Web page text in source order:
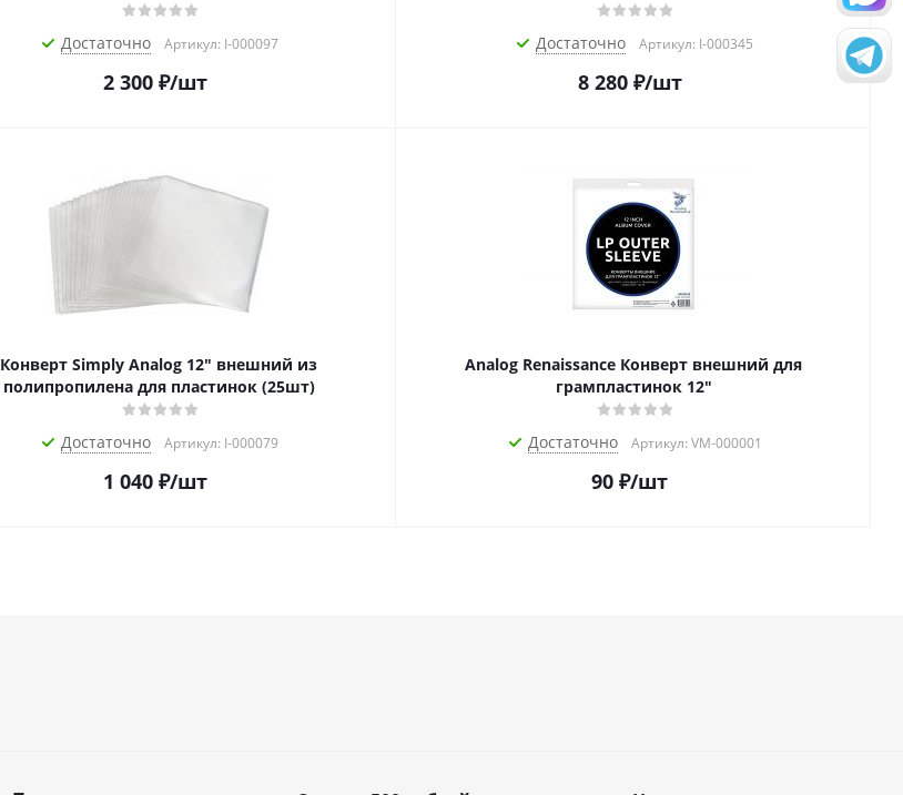
Достаточно Артикул: I-000097
2 300₽/шт
Достаточно Артикул: I-000345
8 280₽/шт
Конверт Simply Analog 12" внешний из
полипропилена для пластинок (25шт)
Достаточно Артикул: I-000079
1 040₽/шт
Analog Renaissance Конверт внешний для
грампластинок 12"
Достаточно Артикул: VM-000001
90 ₽/шт